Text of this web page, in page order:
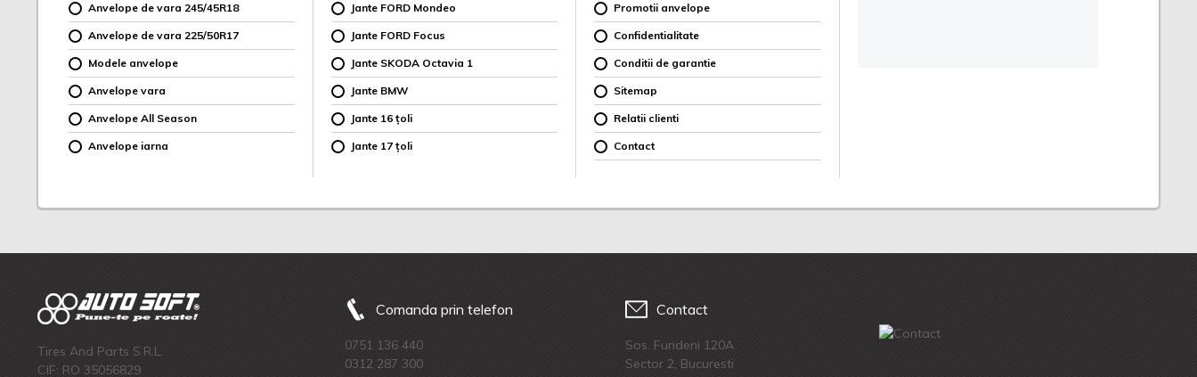
Anvelope de vara 245/45R18
Anvelope de vara 225/50R17
Modele anvelope
Anvelope vara
Anvelope All Season
Anvelope iarna
Jante FORD Mondeo
Jante FORD Focus
Jante SKODA Octavia 1
Jante BMW
Jante 16 țoli
Jante 17 țoli
Promotii anvelope
Confidentialitate
Conditii de garantie
Sitemap
Relatii clienti
Contact
Tires And Parts S.R.L.
CIF: RO 35056829
Comanda prin telefon
0751 136 440
0312 287 300
Contact
Sos. Fundeni 120A
Sector 2, Bucuresti